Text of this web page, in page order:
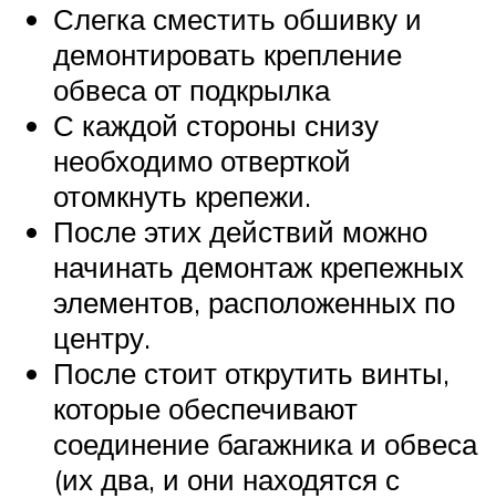
Слегка сместить обшивку и
демонтировать крепление
обвеса от подкрылка
С каждой стороны снизу
необходимо отверткой
отомкнуть крепежи.
После этих действий можно
начинать демонтаж крепежных
элементов, расположенных по
центру.
После стоит открутить винты,
которые обеспечивают
соединение багажника и обвеса
(их два, и они находятся с